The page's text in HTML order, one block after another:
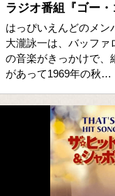
ラジオ番組『ゴー・
はっぴいえんどのメン
大瀧詠一は、バッファ
の音楽がきっかけで、
があって1969年の秋…